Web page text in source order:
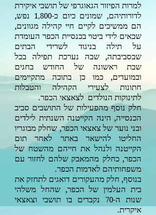
למרות הפיזור הגאוגרפי של תושבי איקירת
לדורותיהם, שמונים כיום כ-1,800
נפש,
הם ממשיכים לקיים חיי קהילה מגוונים,
שבאים לידי ביטוי בכנסיית הכפר העומדת
על תילה בניגוד לשרידי הבתים
שבסביבתה, שבה נערכת תפילה בכל
שבת ראשונה של החודש בחגים
ובמועדים, כמו כן בתוכה מתקיימים
חתונות לצעירי הקהילה והטבלות
לתינוקות הנולדים לצאצאי הכפר.
חלק נוסף מהפעילות של התושבים סביב
הכנסייה, הינה הקייטנה השנתית לילדים
ובני נוער של צאצאי הכפר, שחלק מבוגריו
החליטו להישאר באתר לאחר תום
הקייטנה ולנהל את חייהם מהשטח של
הכפר, כחלק מהמאבק שלהם לחזור עם
משפחותיהם לאדמות הכפר.
בנוסף, חלק מהעקורים דואגים לתחזק את
בית העלמין של הכפר, שהחל משלהי
שנות ה-70
נקברים בו תושבי וצאצאי
איקרית.